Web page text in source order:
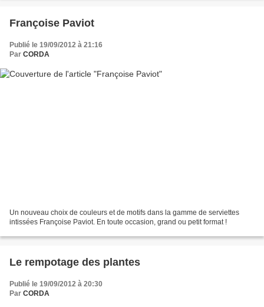
Françoise Paviot
Publié le 19/09/2012 à 21:16
Par CORDA
Un nouveau choix de couleurs et de motifs dans la gamme de serviettes
intissées Françoise Paviot. En toute occasion, grand ou petit format !
Le rempotage des plantes
Publié le 19/09/2012 à 20:30
Par CORDA